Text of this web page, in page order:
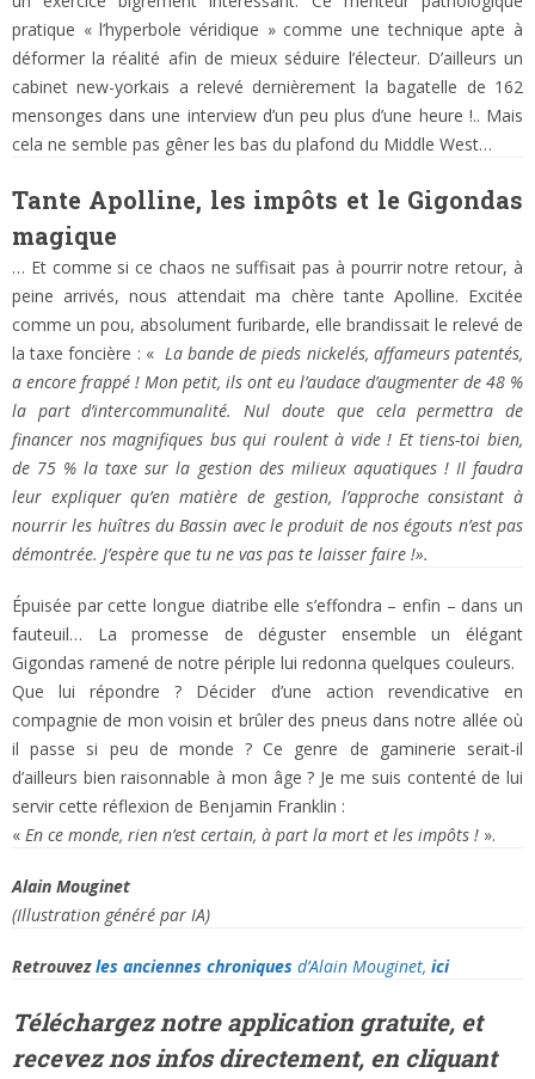
pratique « l’hyperbole véridique » comme une technique apte à
déformer la réalité afin de mieux séduire l’électeur. D’ailleurs un
cabinet new-yorkais a relevé dernièrement la bagatelle de 162
mensonges dans une interview d’un peu plus d’une heure !.. Mais
cela ne semble pas gêner les bas du plafond du Middle West…
Tante Apolline, les impôts et le Gigondas
magique
… Et comme si ce chaos ne suffisait pas à pourrir notre retour, à
peine arrivés, nous attendait ma chère tante Apolline. Excitée
comme un pou, absolument furibarde, elle brandissait le relevé de
la taxe foncière : « La bande de pieds nickelés, affameurs patentés,
a encore frappé ! Mon petit, ils ont eu l’audace d’augmenter de 48 %
la part d’intercommunalité. Nul doute que cela permettra de
financer nos magnifiques bus qui roulent à vide ! Et tiens-toi bien,
de 75 % la taxe sur la gestion des milieux aquatiques ! Il faudra
leur expliquer qu’en matière de gestion, l’approche consistant à
nourrir les huîtres du Bassin avec le produit de nos égouts n’est pas
démontrée. J’espère que tu ne vas pas te laisser faire !».
Épuisée par cette longue diatribe elle s’effondra – enfin – dans un
fauteuil… La promesse de déguster ensemble un élégant
Gigondas ramené de notre périple lui redonna quelques couleurs.
Que lui répondre ? Décider d’une action revendicative en
compagnie de mon voisin et brûler des pneus dans notre allée où
il passe si peu de monde ? Ce genre de gaminerie serait-il
d’ailleurs bien raisonnable à mon âge ? Je me suis contenté de lui
servir cette réflexion de Benjamin Franklin :
« En ce monde, rien n’est certain, à part la mort et les impôts ! ».
Alain Mouginet
(Illustration généré par IA)
Retrouvezles anciennes chroniques d’Alain Mouginet, ici
Téléchargez notre application gratuite, et
receveznos infos directement, en cliquant